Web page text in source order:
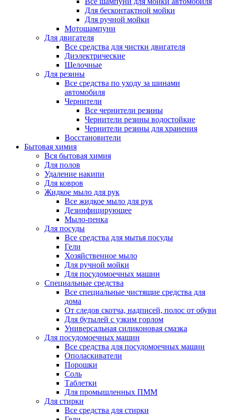
Для бесконтактной мойки
Для ручной мойки
Мотошампуни
Для двигателя
Все средства для чистки двигателя
Диэлектрические
Щелочные
Для резины
Все средства по уходу за шинами
автомобиля
Чернители
Все чернители резины
Чернители резины водостойкие
Чернители резины для хранения
Восстановители
Бытовая химия
Вся бытовая химия
Для полов
Удаление накипи
Для ковров
Жидкое мыло для рук
Все жидкое мыло для рук
Дезинфицирующее
Мыло-пенка
Для посуды
Все средства для мытья посуды
Гели
Хозяйственное мыло
Для ручной мойки
Для посудомоечных машин
Специальные средства
Все специальные чистящие средства для
дома
От следов скотча, надписей, полос от обуви
Для бутылей с узким горлом
Универсальная силиконовая смазка
Для посудомоечных машин
Все средства для посудомоечных машин
Ополаскиватели
Порошки
Соль
Таблетки
Для промышленных ПММ
Для стирки
Все средства для стирки